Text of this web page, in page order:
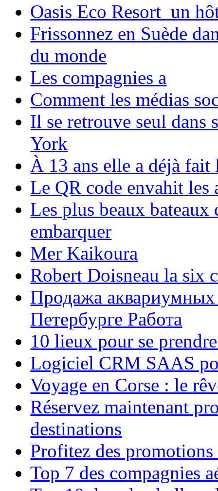
Oasis Eco Resort un
Frissonnez en Suède
du monde
Les compagnies a
Comment les médias
Il se retrouve seul dans
York
À 13 ans elle a déjà
Le QR code envahit les
Les plus beaux bateaux
embarquer
Mer Kaikoura
Robert Doisneau la six
Продажа аквариумных
Петербурге Работа
10 lieux pour se
Logiciel CRM SAAS
Voyage en Corse : le
Réservez maintenant
destinations
Profitez des
Top 7 des compagnies